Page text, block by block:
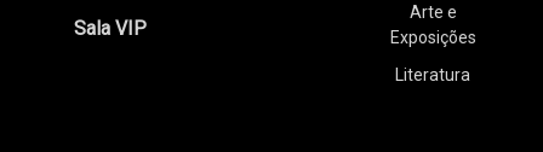
Sala VIP
Arte e
Exposições
Literatura